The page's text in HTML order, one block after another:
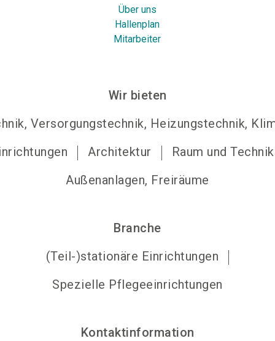
Über uns
Hallenplan
Mitarbeiter
Wir bieten
Versorgungstechnik, Heizungstechnik,
Architektur
Raum und Technik
Außenanlagen, Freiräume
Branche
(Teil-)stationäre Einrichtungen
Spezielle Pflegeeinrichtungen
Kontaktinformation